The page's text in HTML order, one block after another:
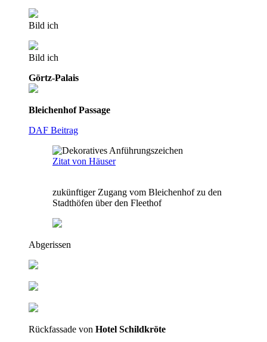
Bild ich
Bild ich
Görtz-Palais
Bleichenhof Passage
DAF Beitrag
Zitat von Häuser
zukünftiger Zugang vom Bleichenhof zu den
Stadthöfen über den Fleethof
Abgerissen
Rückfassade von Hotel Schildkröte